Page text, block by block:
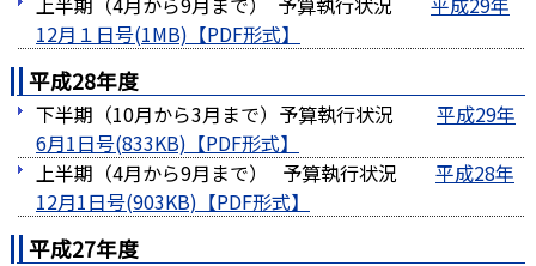
12月１日号(1MB)
平成28年度
下半期（10月から3月まで）予算執行状況 平成29年
6月1日号(833KB)
上半期（4月から9月まで） 予算執行状況 平成28年
12月1日号(903KB)
平成27年度